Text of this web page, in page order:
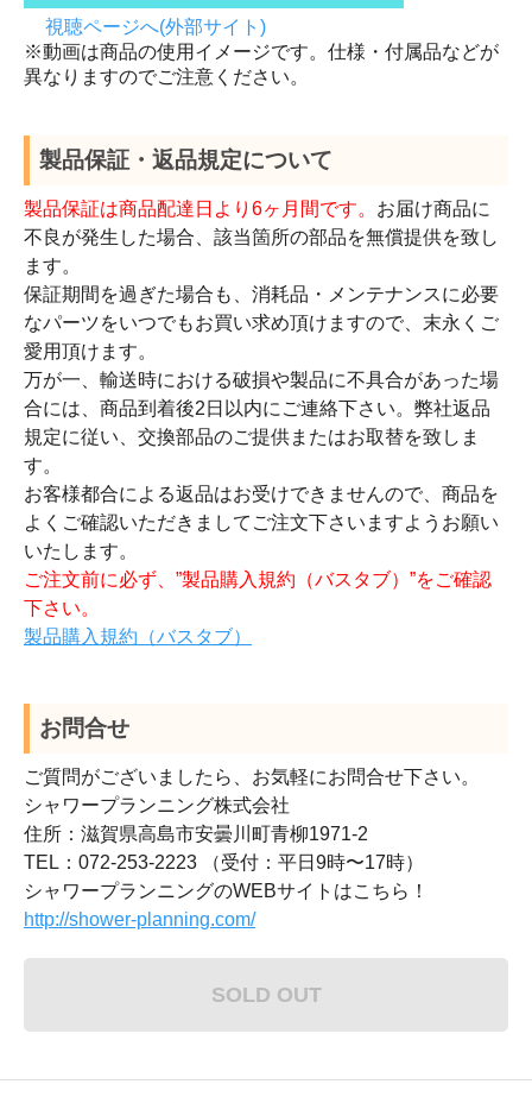
視聴ページへ(外部サイト)
※動画は商品の使用イメージです。仕様・付属品などが
異なりますのでご注意ください。
製品保証・返品規定について
製品保証は商品配達日より6ヶ月間です。 お届け商品に
不良が発生した場合、該当箇所の部品を無償提供を致し
ます。
保証期間を過ぎた場合も、消耗品・メンテナンスに必要
なパーツをいつでもお買い求め頂けますので、末永くご
愛用頂けます。
万が一、輸送時における破損や製品に不具合があった場
合には、商品到着後2日以内にご連絡下さい。弊社返品
規定に従い、交換部品のご提供またはお取替を致しま
す。
お客様都合による返品はお受けできませんので、商品を
よくご確認いただきましてご注文下さいますようお願い
いたします。
ご注文前に必ず、”製品購入規約（バスタブ）”をご確認
下さい。
製品購入規約（バスタブ）
お問合せ
ご質問がございましたら、お気軽にお問合せ下さい。
シャワープランニング株式会社
住所：滋賀県高島市安曇川町青柳1971-2
TEL：072-253-2223 （受付：平日9時〜17時）
シャワープランニングのWEBサイトはこちら！
http://shower-planning.com/
SOLD OUT